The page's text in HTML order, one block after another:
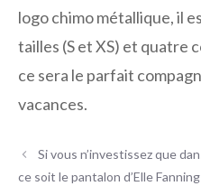
logo chimo métallique, il
tailles (S et XS) et quatre
ce sera le parfait
vacances.
Si vous n’investissez que
ce soit le pantalon d’Elle